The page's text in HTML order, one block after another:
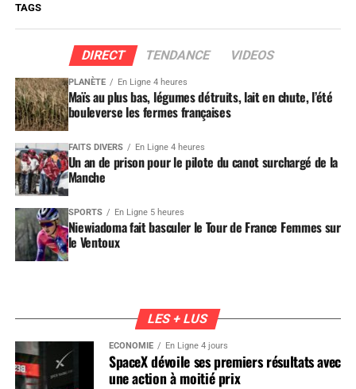
TAGS
DIRECT TENDANCE VIDEOS
PLANÈTE En Ligne 4 heures
Maïs au plus bas, légumes détruits, lait en chute, l’été
bouleverse les fermes françaises
FAITS DIVERS En Ligne 4 heures
Un an de prison pour le pilote du canot surchargé de la
Manche
SPORTS En Ligne 5 heures
Niewiadoma fait basculer le Tour de France Femmes sur
le Ventoux
LES + LUS
ÉCONOMIE En Ligne 4 jours
SpaceX dévoile ses premiers résultats avec
une action à moitié prix